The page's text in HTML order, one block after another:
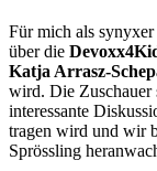
Für mich als
über die
Katja Arrasz-
wird. Die Zuschauer
interessante
tragen wird und wir
Sprössling